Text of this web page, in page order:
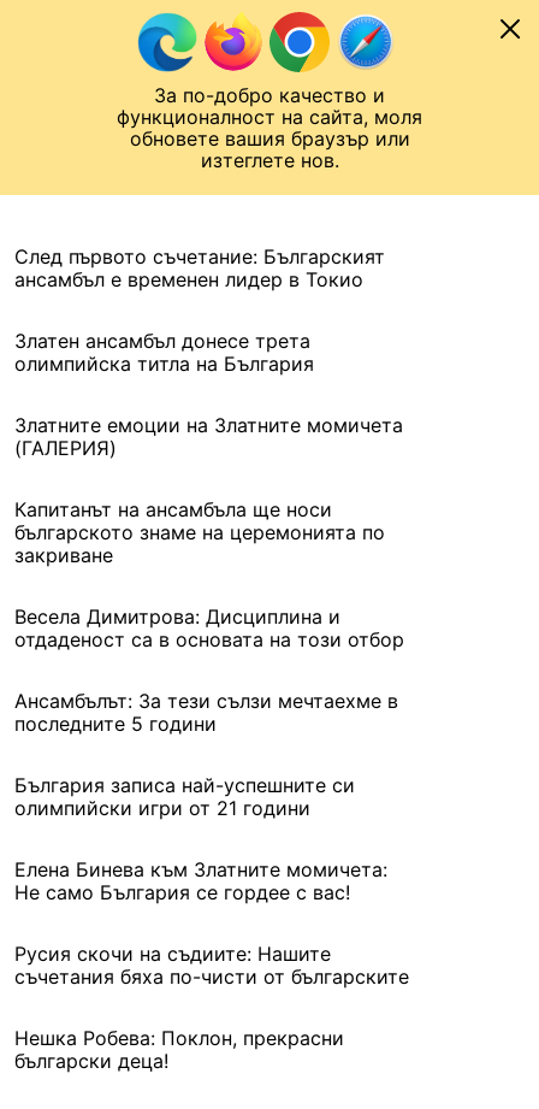
За по-добро качество и
функционалност на сайта, моля
обновете вашия браузър или
изтеглете нов.
Към съдържанието
Лига на Конференциите
След първото съчетание: Българският
ансамбъл е временен лидер в Токио
Златен ансамбъл донесе трета
олимпийска титла на България
Златните емоции на Златните момичета
(ГАЛЕРИЯ)
Капитанът на ансамбъла ще носи
българското знаме на церемонията по
закриване
Весела Димитрова: Дисциплина и
отдаденост са в основата на този отбор
Ансамбълът: За тези сълзи мечтаехме в
последните 5 години
България записа най-успешните си
олимпийски игри от 21 години
Елена Бинева към Златните момичета:
Не само България се гордее с вас!
Русия скочи на съдиите: Нашите
съчетания бяха по-чисти от българските
Нешка Робева: Поклон, прекрасни
български деца!